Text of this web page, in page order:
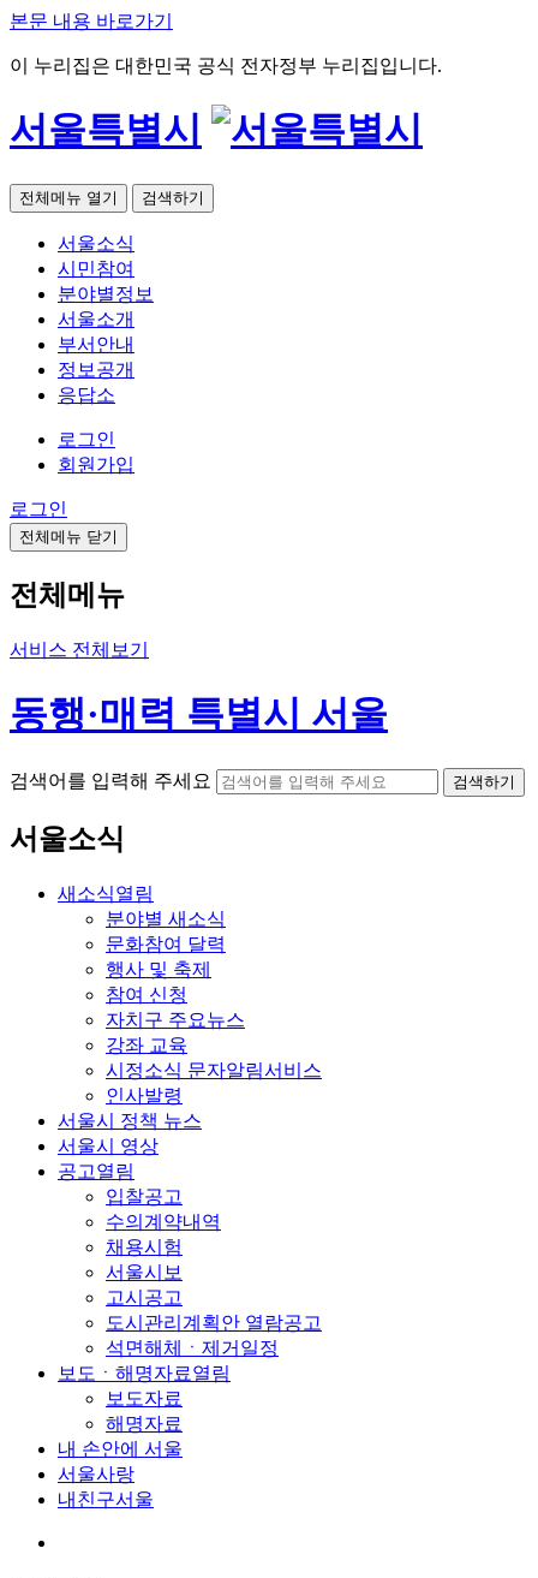
본문 내용 바로가기
이 누리집은 대한민국 공식 전자정부 누리집입니다.
서울특별시
전체메뉴 열기 검색하기
서울소식
시민참여
분야별정보
서울소개
부서안내
정보공개
응답소
로그인
회원가입
로그인
전체메뉴 닫기
전체메뉴
서비스 전체보기
동행·매력 특별시 서울
검색어를 입력해 주세요 검색하기
서울소식
새소식열림
분야별 새소식
문화참여 달력
행사 및 축제
참여 신청
자치구 주요뉴스
강좌 교육
시정소식 문자알림서비스
인사발령
서울시 정책 뉴스
서울시 영상
공고열림
입찰공고
수의계약내역
채용시험
서울시보
고시공고
도시관리계획안 열람공고
석면해체ㆍ제거일정
보도ㆍ해명자료열림
보도자료
해명자료
내 손안에 서울
서울사랑
내친구서울